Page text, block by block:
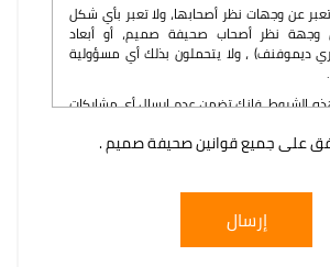
عن وجهات نظر أصحابها، ولا تعبر بأي شكل
وجهة نظر أصحاب صحيفة صميم، أو أبعاد
ديموفنف) ، ولا يتحملون بذلك أي مسؤولية
الشروط، فإنك تضمن عدم إرسال أي مشاركات
القوانين.
أو تعديل أو نقل أي مشاركة يرون أنها
في غير قسمها الصحيح، أو غير قابلة للنشر، أو
وتنظيمات صحيفة صميم الإدارية
يحق لك الاعتراض على ذلك علنًا، سواء بكتابة
على جميع قوانين صحيفة صميم .
إرسال